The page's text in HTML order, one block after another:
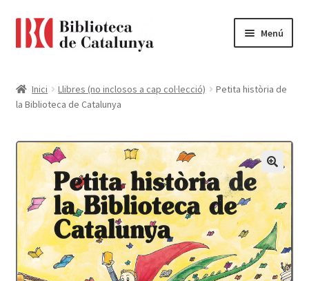
Menú
Accessibilitat
Cistella
El meu compte
Finalitzar compra
Novetats
Inici Llibres (no inclosos a cap col·lecció)
Petita història de
la Biblioteca de Catalunya